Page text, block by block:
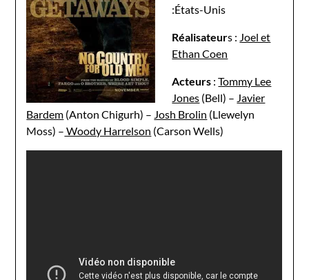
:États-Unis
Réalisateurs : Joel et
Ethan Coen
Acteurs :Tommy Lee
Jones (Bell) – Javier
Bardem (Anton Chigurh) – Josh Brolin (Llewelyn
Moss) – Woody Harrelson (Carson Wells)